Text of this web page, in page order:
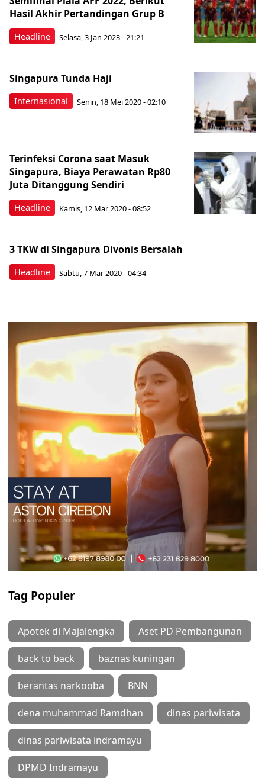
Headline
Hasil Akhir Pertandingan Grup B
Selasa, 3 Jan 2023 - 21:21
Internasional
Singapura Tunda Haji
Senin, 18 Mei 2020 - 02:10
Headline
Terinfeksi Corona saat Masuk
Singapura, Biaya Perawatan Rp80
Juta Ditanggung Sendiri
Kamis, 12 Mar 2020 - 08:52
Headline
3 TKW di Singapura Divonis Bersalah
Sabtu, 7 Mar 2020 - 04:34
Tag Populer
Apotek di Majalengka Aset PD Pembangunan
back to back baznas kuningan
berantas narkooba BNN
dena muhammad Ramdhan dinas pariwisata
dinas pariwisata indramayu
DPMD Indramayu